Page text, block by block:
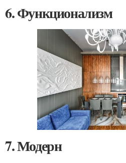
6. Функционализм
7. Модерн